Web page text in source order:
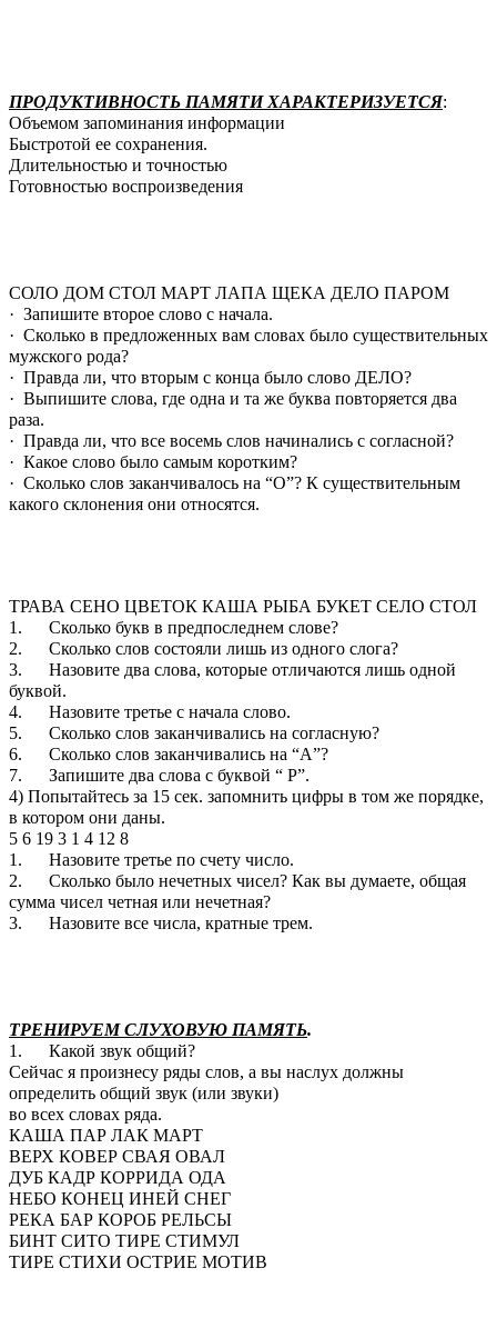
ПРОДУКТИВНОСТЬ ПАМЯТИ ХАРАКТЕРИЗУЕТСЯ:
Объемом запоминания информации
Быстротой ее сохранения.
Длительностью и точностью
Готовностью воспроизведения
СОЛО ДОМ СТОЛ МАРТ ЛАПА ЩЕКА ДЕЛО ПАРОМ
· Запишите второе слово с начала.
· Сколько в предложенных вам словах было существительных
мужского рода?
· Правда ли, что вторым с конца было слово ДЕЛО?
· Выпишите слова, где одна и та же буква повторяется два
раза.
· Правда ли, что все восемь слов начинались с согласной?
· Какое слово было самым коротким?
· Сколько слов заканчивалось на “О”? К существительным
какого склонения они относятся.
ТРАВА СЕНО ЦВЕТОК КАША РЫБА БУКЕТ СЕЛО СТОЛ
1. Сколько букв в предпоследнем слове?
2. Сколько слов состояли лишь из одного слога?
3. Назовите два слова, которые отличаются лишь одной
буквой.
4. Назовите третье с начала слово.
5. Сколько слов заканчивались на согласную?
6. Сколько слов заканчивались на “А”?
7. Запишите два слова с буквой “ Р”.
4) Попытайтесь за 15 сек. запомнить цифры в том же порядке,
в котором они даны.
5 6 19 3 1 4 12 8
1. Назовите третье по счету число.
2. Сколько было нечетных чисел? Как вы думаете, общая
сумма чисел четная или нечетная?
3. Назовите все числа, кратные трем.
ТРЕНИРУЕМ СЛУХОВУЮ ПАМЯТЬ.
1. Какой звук общий?
Сейчас я произнесу ряды слов, а вы наслух должны
определить общий звук (или звуки)
во всех словах ряда.
КАША ПАР ЛАК МАРТ
ВЕРХ КОВЕР СВАЯ ОВАЛ
ДУБ КАДР КОРРИДА ОДА
НЕБО КОНЕЦ ИНЕЙ СНЕГ
РЕКА БАР КОРОБ РЕЛЬСЫ
БИНТ СИТО ТИРЕ СТИМУЛ
ТИРЕ СТИХИ ОСТРИЕ МОТИВ